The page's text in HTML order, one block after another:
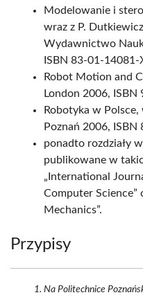
Modelowanie i
wraz z P.
Wydawnictwo
ISBN 83-01-14081-
Robot Motion and
London 2006,
Robotyka w
Poznań 2006,
ponadto rozdziały
publikowane w
„International
Computer Science”
Mechanics”.
Przypisy
Na Politechnice